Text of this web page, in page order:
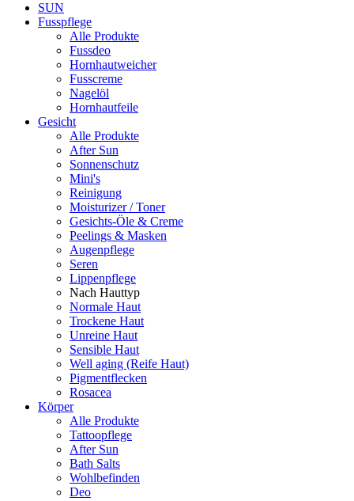
SUN
Fusspflege
Alle Produkte
Fussdeo
Hornhautweicher
Fusscreme
Nagelöl
Hornhautfeile
Gesicht
Alle Produkte
After Sun
Sonnenschutz
Mini's
Reinigung
Moisturizer / Toner
Gesichts-Öle & Creme
Peelings & Masken
Augenpflege
Seren
Lippenpflege
Nach Hauttyp
Normale Haut
Trockene Haut
Unreine Haut
Sensible Haut
Well aging (Reife Haut)
Pigmentflecken
Rosacea
Körper
Alle Produkte
Tattoopflege
After Sun
Bath Salts
Wohlbefinden
Deo